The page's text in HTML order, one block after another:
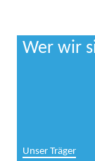
Wer wir
Unser Träger